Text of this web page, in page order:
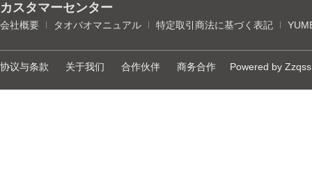
カスタマーセンター
会社概要 タオバオマニュアル 特定取引商法に基づく表記
协议与条款 关于我们 合作伙伴 商务合作 Powered by